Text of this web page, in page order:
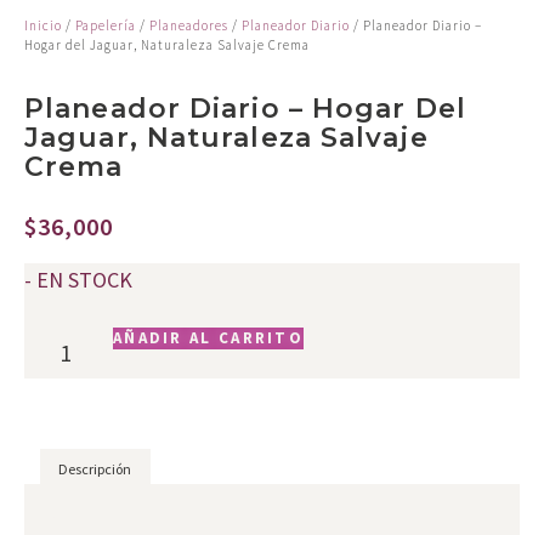
Inicio / Papelería / Planeadores / Planeador Diario / Planeador Diario –
Hogar del Jaguar, Naturaleza Salvaje Crema
Planeador Diario – Hogar Del
Jaguar, Naturaleza Salvaje
Crema
$36,000
- EN STOCK
AÑADIR AL CARRITO
Descripción